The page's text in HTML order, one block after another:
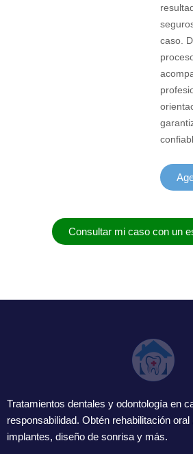
caso.
Consultar mi caso con un
Tratamientos dentales y odontología en
responsabilidad. Obtén rehabilitación
implantes, diseño de sonrisa y más.